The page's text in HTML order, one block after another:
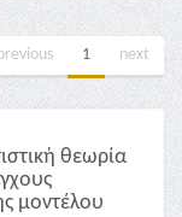
1 next
θεωρία
μοντέλου